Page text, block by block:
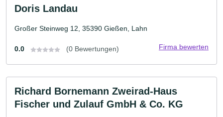
Doris Landau
Großer Steinweg 12, 35390 Gießen, Lahn
0.0 (0 Bewertungen) Firma bewerten
Richard Bornemann Zweirad-Haus
Fischer und Zulauf GmbH & Co. KG